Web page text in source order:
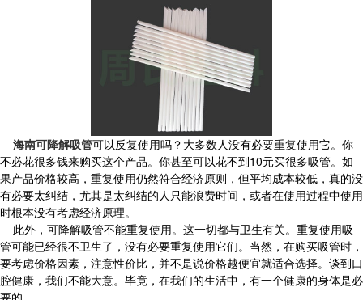
海南可降解吸管可以反复使用吗？大多数人没有必要重复使用它。你
不必花很多钱来购买这个产品。你甚至可以花不到10元买很多吸管。如
果产品价格较高，重复使用仍然符合经济原则，但平均成本较低，真的没
有必要太纠结，尤其是太纠结的人只能浪费时间，或者在使用过程中使用
时根本没有考虑经济原理。
此外，可降解吸管不能重复使用。这一切都与卫生有关。重复使用吸
管可能已经很不卫生了，没有必要重复使用它们。当然，在购买吸管时，
要考虑价格因素，注意性价比，并不是说价格越便宜就适合选择。谈到口
腔健康，我们不能大意。毕竟，在我们的生活中，有一个健康的身体是必
要的。